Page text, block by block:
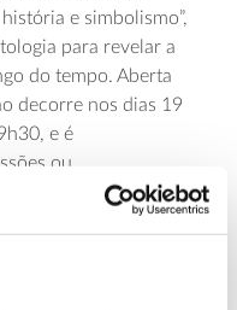
e simbolismo”,
para revelar a
do tempo. Aberta
decorre nos dias 19
, e é
ou
engloba os